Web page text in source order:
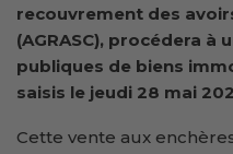
recouvrement des
(AGRASC), procédera à
publiques de biens
saisis le jeudi 28 mai
Cette vente aux